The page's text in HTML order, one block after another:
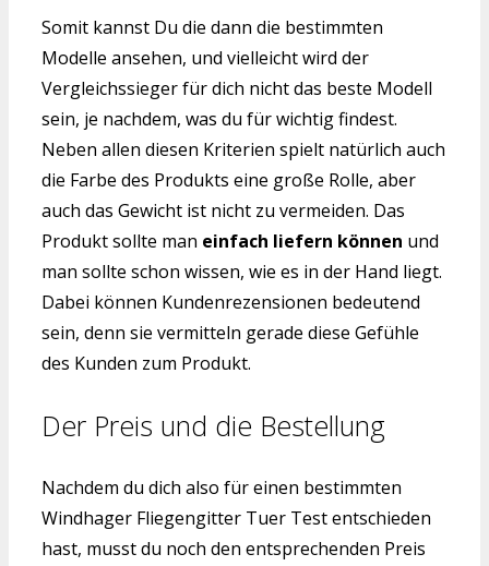
Somit kannst Du die dann die bestimmten
Modelle ansehen, und vielleicht wird der
Vergleichssieger für dich nicht das beste Modell
sein, je nachdem, was du für wichtig findest.
Neben allen diesen Kriterien spielt natürlich auch
die Farbe des Produkts eine große Rolle, aber
auch das Gewicht ist nicht zu vermeiden. Das
Produkt sollte man einfach liefern können und
man sollte schon wissen, wie es in der Hand liegt.
Dabei können Kundenrezensionen bedeutend
sein, denn sie vermitteln gerade diese Gefühle
des Kunden zum Produkt.
Der Preis und die Bestellung
Nachdem du dich also für einen bestimmten
Windhager Fliegengitter Tuer Test entschieden
hast, musst du noch den entsprechenden Preis